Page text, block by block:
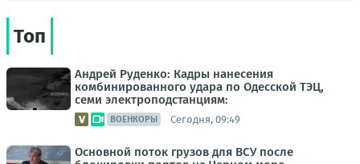
Топ
Андрей Руденко: Кадры нанесения
комбинированного удара по Одесской ТЭЦ,
семи электроподстанциям:
ВОЕНКОРЫ Сегодня, 09:49
Основной поток грузов для ВСУ после